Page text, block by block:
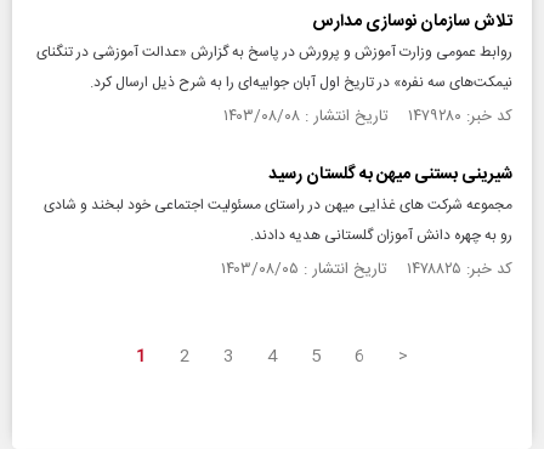
تلاش سازمان نوسازی مدارس
روابط عمومی وزارت آموزش و پرورش در پاسخ به گزارش «عدالت آموزشی در تنگنای
نیمکت‌های سه نفره» در تاریخ اول آبان جوابیه‌ای را به شرح ذیل ارسال کرد.
کد خبر: ۱۴۷۹۲۸۰ تاریخ انتشار : ۱۴۰۳/۰۸/۰۸
شیرینی بستنی میهن به گلستان رسید
مجموعه شرکت های غذایی میهن در راستای مسئولیت اجتماعی خود لبخند و شادی
رو به چهره دانش آموزان گلستانی هدیه دادند.
کد خبر: ۱۴۷۸۸۲۵ تاریخ انتشار : ۱۴۰۳/۰۸/۰۵
1 2 3 4 5 6 >